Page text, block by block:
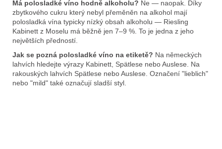
Má polosladké víno hodně alkoholu? Ne — naopak. Díky
zbytkového cukru který nebyl přeměněn na alkohol mají
polosladká vína typicky nízký obsah alkoholu — Riesling
Kabinett z Moselu má běžně jen 7–9 %. To je jedna z jeho
největších předností.
Jak se pozná polosladké víno na etiketě? Na německých
lahvích hledejte výrazy Kabinett, Spätlese nebo Auslese. Na
rakouských lahvích Spätlese nebo Auslese. Označení "lieblich"
nebo "mild" také označují sladší styl.